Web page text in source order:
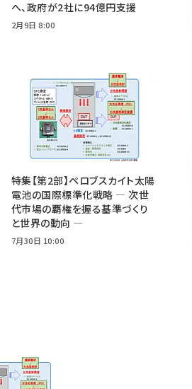
へ、政府が2社に94億円支援
2月9日 8:00
特集【第2部】ペロブスカイト太陽
電池の国際標準化戦略 ― 次世
代市場の覇権を握る基準づくり
と世界の動向 ―
7月30日 10:00